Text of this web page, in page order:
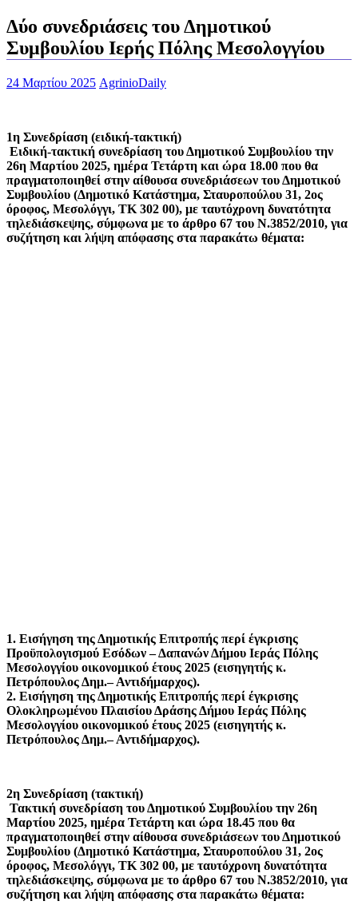
Δύο συνεδριάσεις του Δημοτικού
Συμβουλίου Ιερής Πόλης Μεσολογγίου
24 Μαρτίου 2025 AgrinioDaily
1η Συνεδρίαση (ειδική-τακτική)
Ειδική-τακτική συνεδρίαση του Δημοτικού Συμβουλίου την
26η Μαρτίου 2025, ημέρα Τετάρτη και ώρα 18.00 που θα
πραγματοποιηθεί στην αίθουσα συνεδριάσεων του Δημοτικού
Συμβουλίου (Δημοτικό Κατάστημα, Σταυροπούλου 31, 2ος
όροφος, Μεσολόγγι, ΤΚ 302 00), με ταυτόχρονη δυνατότητα
τηλεδιάσκεψης, σύμφωνα με το άρθρο 67 του Ν.3852/2010, για
συζήτηση και λήψη απόφασης στα παρακάτω θέματα:
1. Εισήγηση της Δημοτικής Επιτροπής περί έγκρισης
Προϋπολογισμού Εσόδων – Δαπανών Δήμου Ιεράς Πόλης
Μεσολογγίου οικονομικού έτους 2025 (εισηγητής κ.
Πετρόπουλος Δημ.– Αντιδήμαρχος).
2. Εισήγηση της Δημοτικής Επιτροπής περί έγκρισης
Ολοκληρωμένου Πλαισίου Δράσης Δήμου Ιεράς Πόλης
Μεσολογγίου οικονομικού έτους 2025 (εισηγητής κ.
Πετρόπουλος Δημ.– Αντιδήμαρχος).
2η Συνεδρίαση (τακτική)
Τακτική συνεδρίαση του Δημοτικού Συμβουλίου την 26η
Μαρτίου 2025, ημέρα Τετάρτη και ώρα 18.45 που θα
πραγματοποιηθεί στην αίθουσα συνεδριάσεων του Δημοτικού
Συμβουλίου (Δημοτικό Κατάστημα, Σταυροπούλου 31, 2ος
όροφος, Μεσολόγγι, ΤΚ 302 00, με ταυτόχρονη δυνατότητα
τηλεδιάσκεψης, σύμφωνα με το άρθρο 67 του Ν.3852/2010, για
συζήτηση και λήψη απόφασης στα παρακάτω θέματα: